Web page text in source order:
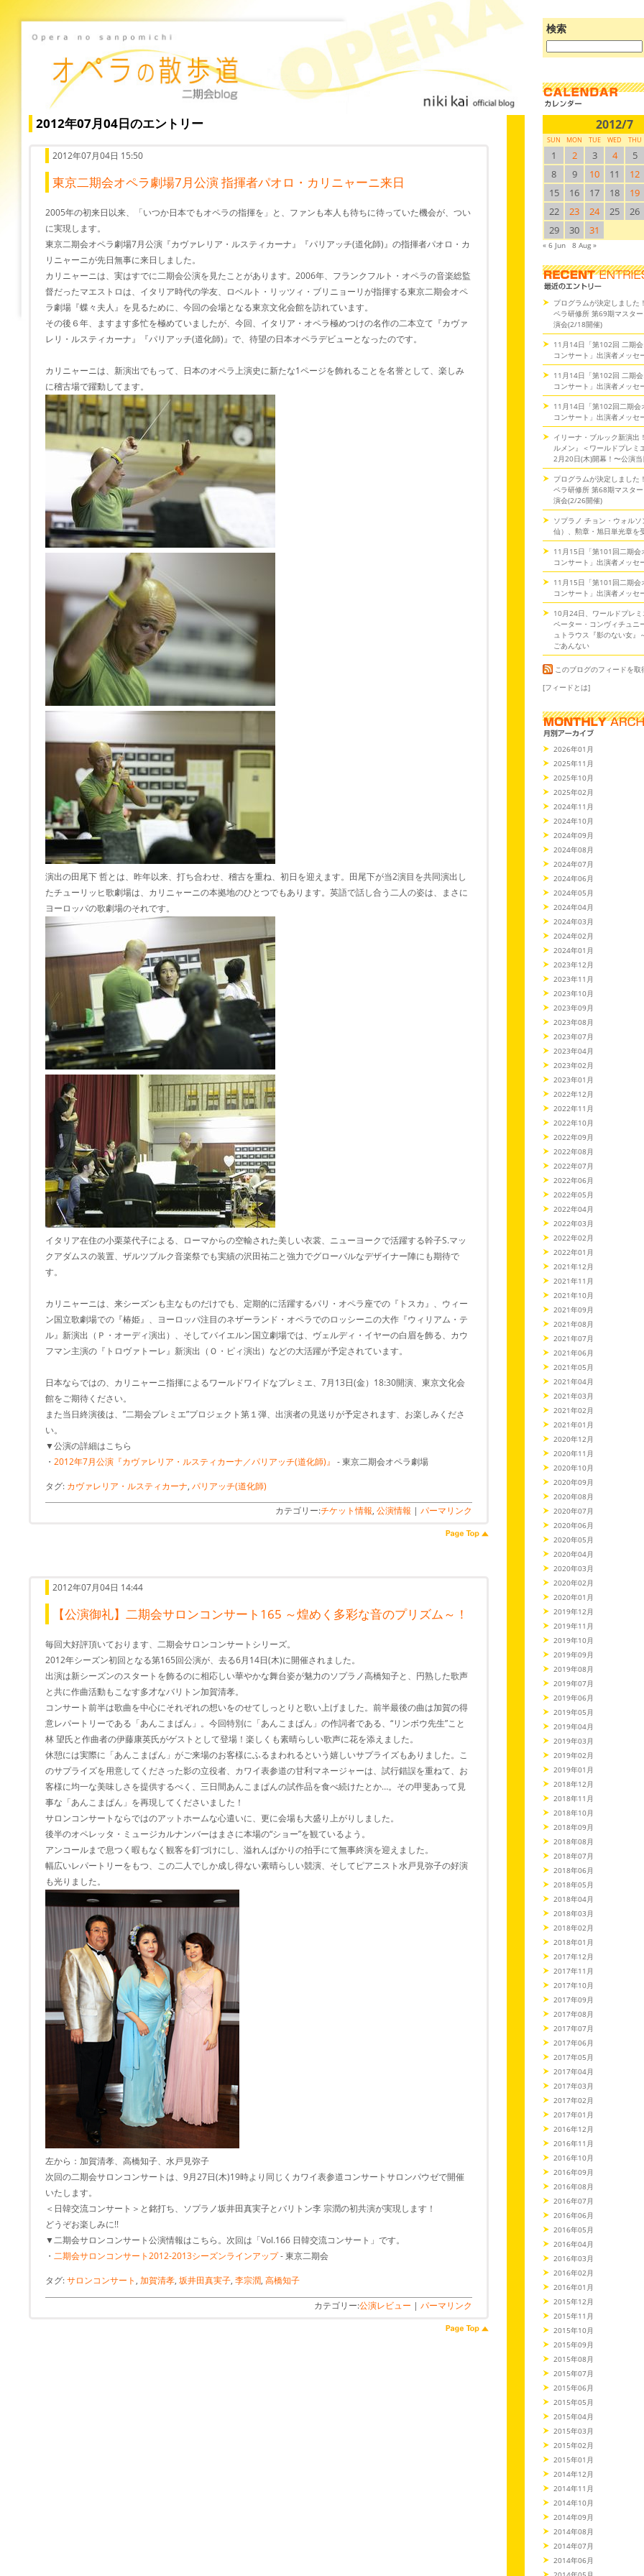
検索
ブ
ロ
検
索:
2012年07月04日のエントリー
2012年07月04日 15:50
東京二期会オペラ劇場7月公演 指揮者パオロ・カリニャーニ来日
2005年の初来日以来、「いつか日本でもオペラの指揮を」と、ファンも本人も待ちに待っていた機会が、つい
に実現します。
東京二期会オペラ劇場7月公演『カヴァレリア・ルスティカーナ』『パリアッチ(道化師)』の指揮者パオロ・カ
リニャーニが先日無事に来日しました。
カリニャーニは、実はすでに二期会公演を見たことがあります。2006年、フランクフルト・オペラの音楽総監
督だったマエストロは、イタリア時代の学友、ロベルト・リッツィ・ブリニョーリが指揮する東京二期会オペ
ラ劇場『蝶々夫人』を見るために、今回の会場となる東京文化会館を訪れています。
その後６年、ますます多忙を極めていましたが、今回、イタリア・オペラ極めつけの名作の二本立て『カヴァ
レリ・ルスティカーナ』『パリアッチ(道化師)』で、待望の日本オペラデビューとなったのです。
カリニャーニは、新演出でもって、日本のオペラ上演史に新たな1ページを飾れることを名誉として、楽しみ
に稽古場で躍動してます。
演出の田尾下 哲とは、昨年以来、打ち合わせ、稽古を重ね、初日を迎えます。田尾下が当2演目を共同演出し
たチューリッヒ歌劇場は、カリニャーニの本拠地のひとつでもあります。英語で話し合う二人の姿は、まさに
ヨーロッパの歌劇場のそれです。
イタリア在住の小栗菜代子による、ローマからの空輸された美しい衣裳、ニューヨークで活躍する幹子S.マッ
クアダムスの装置、ザルツブルク音楽祭でも実績の沢田祐二と強力でグローバルなデザイナー陣にも期待で
す。
カリニャーニは、来シーズンも主なものだけでも、定期的に活躍するパリ・オペラ座での『トスカ』、ウィー
ン国立歌劇場での『椿姫』、ヨーロッパ注目のネザーランド・オペラでのロッシーニの大作『ウィリアム・テ
ル』新演出（Ｐ・オーディ演出）、そしてバイエルン国立劇場では、ヴェルディ・イヤーの白眉を飾る、カウ
フマン主演の『トロヴァトーレ』新演出（Ｏ・ピィ演出）などの大活躍が予定されています。
日本ならではの、カリニャーニ指揮によるワールドワイドなプレミエ、7月13日(金）18:30開演、東京文化会
館をご期待ください。
また当日終演後は、”二期会プレミエ”プロジェクト第１弾、出演者の見送りが予定されます、お楽しみくださ
い。
▼公演の詳細はこちら
・ 2012年7月公演『カヴァレリア・ルスティカーナ／パリアッチ(道化師)』 - 東京二期会オペラ劇場
タグ: カヴァレリア・ルスティカーナ, パリアッチ(道化師)
カテゴリー:チケット情報, 公演情報 | パーマリンク
2012年07月04日 14:44
【公演御礼】二期会サロンコンサート165 ～煌めく多彩な音のプリズム～！
毎回大好評頂いております、二期会サロンコンサートシリーズ。
2012年シーズン初回となる第165回公演が、去る6月14日(木)に開催されました。
出演は新シーズンのスタートを飾るのに相応しい華やかな舞台姿が魅力のソプラノ高橋知子と、円熟した歌声
と共に作曲活動もこなす多才なバリトン加賀清孝。
コンサート前半は歌曲を中心にそれぞれの想いをのせてしっとりと歌い上げました。前半最後の曲は加賀の得
意レパートリーである「あんこまぱん」。今回特別に「あんこまぱん」の作詞者である、“リンボウ先生”こと
林 望氏と作曲者の伊藤康英氏がゲストとして登場！楽しくも素晴らしい歌声に花を添えました。
休憩には実際に「あんこまぱん」がご来場のお客様にふるまわれるという嬉しいサプライズもありました。こ
のサプライズを用意してくださった影の立役者、カワイ表参道の甘利マネージャーは、試行錯誤を重ねて、お
客様に均一な美味しさを提供するべく、三日間あんこまぱんの試作品を食べ続けたとか…。その甲斐あって見
事な「あんこまぱん」を再現してくださいました！
サロンコンサートならではのアットホームな心遣いに、更に会場も大盛り上がりしました。
後半のオペレッタ・ミュージカルナンバーはまさに本場の“ショー”を観ているよう。
アンコールまで息つく暇もなく観客を釘づけにし、溢れんばかりの拍手にて無事終演を迎えました。
幅広いレパートリーをもつ、この二人でしか成し得ない素晴らしい競演、そしてピアニスト水戸見弥子の好演
も光りました。
左から：加賀清孝、高橋知子、水戸見弥子
次回の二期会サロンコンサートは、9月27日(木)19時より同じくカワイ表参道コンサートサロンパウゼで開催
いたします。
＜日韓交流コンサート＞と銘打ち、ソプラノ坂井田真実子とバリトン李 宗潤の初共演が実現します！
どうぞお楽しみに!!
▼二期会サロンコンサート公演情報はこちら。次回は「Vol.166 日韓交流コンサート」です。
・ 二期会サロンコンサート2012-2013シーズンラインアップ- 東京二期会
タグ:サロンコンサート, 加賀清孝, 坂井田真実子, 李宗潤, 高橋知子
カテゴリー:公演レビュー | パーマリンク
2012/7
SUN MON TUE WED THU
1 2 3 4
5
8
9 10 11
12
15
16 17 18
19
22
23 24 25
26
29
30 31
« 6 Jun 8 Aug »
プログラムが決定しました
ペラ研修所 第69期マスタ
演会(2/18開催)
11月14日「第102回 二期
コンサート」出演者メッセ
11月14日「第102回 二期
コンサート」出演者メッセ
11月14日「第102回二期会
コンサート」出演者メッセ
イリーナ・ブルック新演出
ルメン』＜ワールドプレミ
2月20日(木)開幕！〜公演
プログラムが決定しました
ペラ研修所 第68期マスタ
演会(2/26開催)
ソプラノ チョン・ウォルソ
仙）、勲章・旭日単光章を
11月15日「第101回二期会
コンサート」出演者メッセ
11月15日「第101回二期会
コンサート」出演者メッセ
10月24日、ワールドプレ
ペーター・コンヴィチュニ
ュトラウス『影のない女』
ごあんない
このブログのフィードを取
[フィードとは]
2026年01月
2025年11月
2025年10月
2025年02月
2024年11月
2024年10月
2024年09月
2024年08月
2024年07月
2024年06月
2024年05月
2024年04月
2024年03月
2024年02月
2024年01月
2023年12月
2023年11月
2023年10月
2023年09月
2023年08月
2023年07月
2023年04月
2023年02月
2023年01月
2022年12月
2022年11月
2022年10月
2022年09月
2022年08月
2022年07月
2022年06月
2022年05月
2022年04月
2022年03月
2022年02月
2022年01月
2021年12月
2021年11月
2021年10月
2021年09月
2021年08月
2021年07月
2021年06月
2021年05月
2021年04月
2021年03月
2021年02月
2021年01月
2020年12月
2020年11月
2020年10月
2020年09月
2020年08月
2020年07月
2020年06月
2020年05月
2020年04月
2020年03月
2020年02月
2020年01月
2019年12月
2019年11月
2019年10月
2019年09月
2019年08月
2019年07月
2019年06月
2019年05月
2019年04月
2019年03月
2019年02月
2019年01月
2018年12月
2018年11月
2018年10月
2018年09月
2018年08月
2018年07月
2018年06月
2018年05月
2018年04月
2018年03月
2018年02月
2018年01月
2017年12月
2017年11月
2017年10月
2017年09月
2017年08月
2017年07月
2017年06月
2017年05月
2017年04月
2017年03月
2017年02月
2017年01月
2016年12月
2016年11月
2016年10月
2016年09月
2016年08月
2016年07月
2016年06月
2016年05月
2016年04月
2016年03月
2016年02月
2016年01月
2015年12月
2015年11月
2015年10月
2015年09月
2015年08月
2015年07月
2015年06月
2015年05月
2015年04月
2015年03月
2015年02月
2015年01月
2014年12月
2014年11月
2014年10月
2014年09月
2014年08月
2014年07月
2014年06月